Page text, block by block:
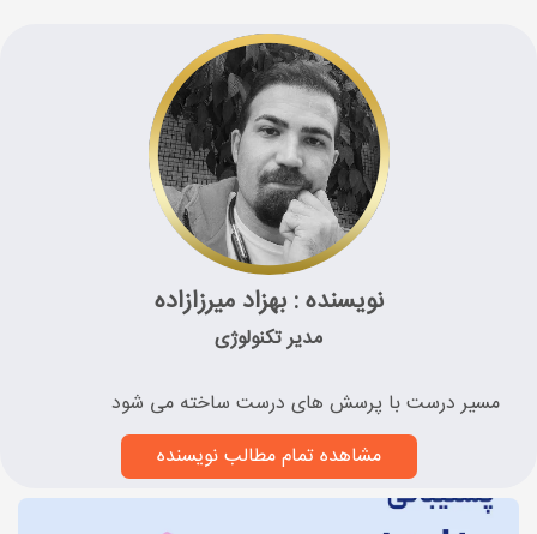
نویسنده : بهزاد میرزازاده
مدیر تکنولوژی
مسیر درست با پرسش های درست ساخته می شود
مشاهده تمام مطالب نویسنده